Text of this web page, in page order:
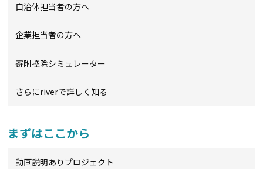
自治体担当者の方へ
企業担当者の方へ
寄附控除シミュレーター
さらにriverで詳しく知る
まずはここから
動画説明ありプロジェクト